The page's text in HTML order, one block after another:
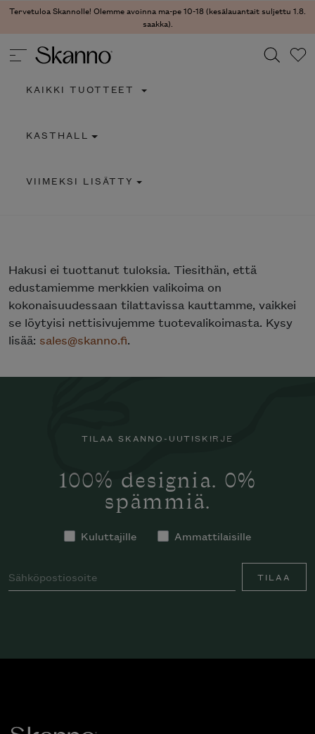
Tervetuloa Skannolle! Olemme avoinna ma-pe 10-18 (kesälauantait suljettu 1.8.
saakka).
Type 2 or more characters for results.
KAIKKI TUOTTEET
KASTHALL
VIIMEKSI LISÄTTY
Hakusi ei tuottanut tuloksia. Tiesithän, että
edustamiemme merkkien valikoima on
kokonaisuudessaan tilattavissa kauttamme, vaikkei
se löytyisi nettisivujemme tuotevalikoimasta. Kysy
lisää: sales@skanno.fi.
TILAA SKANNO-UUTISKIRJE
100% designia. 0%
spämmiä.
Kuluttajille Ammattilaisille
TILAA